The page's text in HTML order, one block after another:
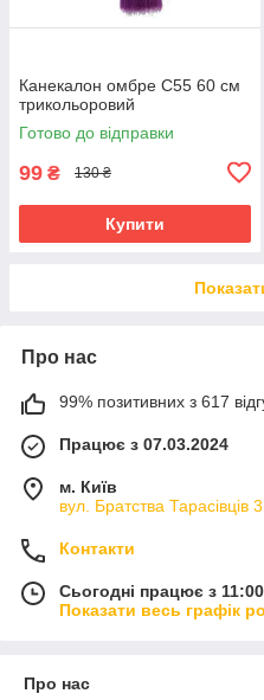
Канекалон омбре C55 60 см
трикольоровий
Готово до відправки
99 ₴ 130 ₴
Купити
Про нас
99% позитивних з 617
Працює з 07.03.2024
м. Київ
вул. Братства Тарасівців
Контакти
Сьогодні працює з
Показати весь графік
Про нас